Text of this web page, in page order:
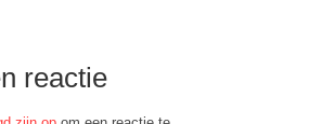
reactie